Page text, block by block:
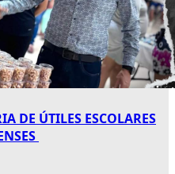
DE ÚTILES ESCOLARES